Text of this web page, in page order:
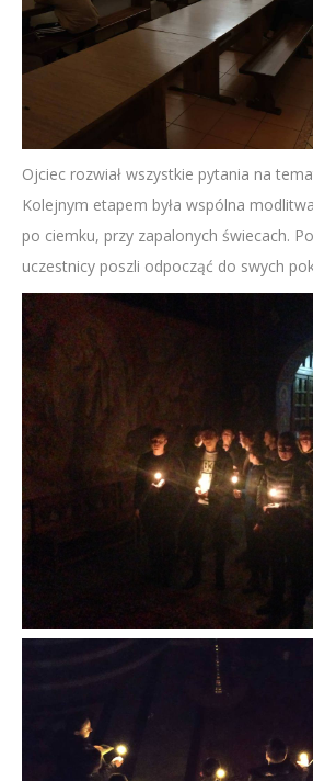
Ojciec rozwiał wszystkie pytania na
Kolejnym etapem była wspólna
po ciemku, przy zapalonych świecach.
uczestnicy poszli odpocząć do swych